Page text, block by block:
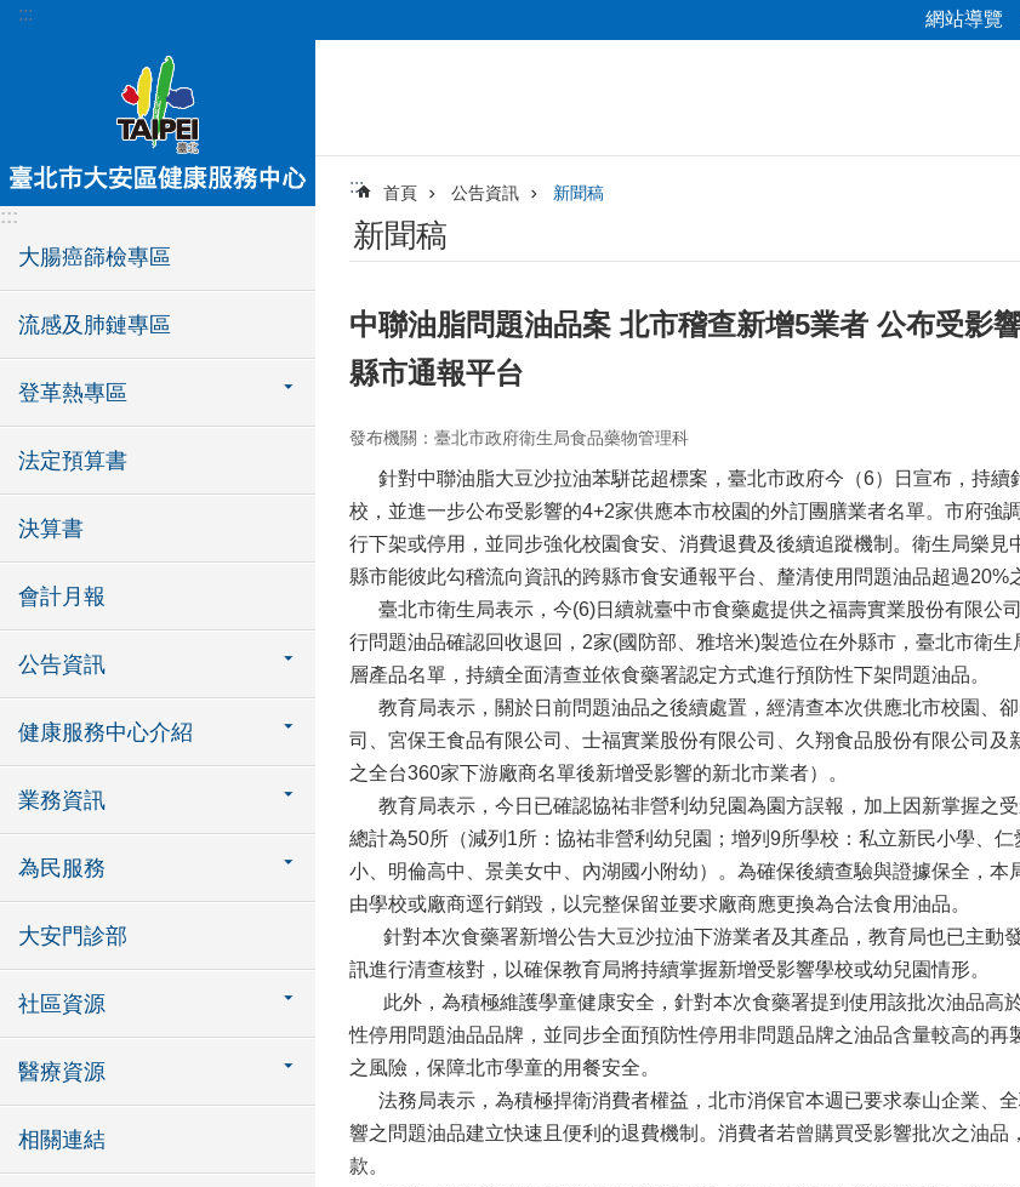
跳到主要內容區塊
::: 網站導覽
:::
大腸癌篩檢專區
流感及肺鏈專區
登革熱專區
法定預算書
決算書
會計月報
公告資訊
健康服務中心介紹
業務資訊
為民服務
大安門診部
社區資源
醫療資源
相關連結
::: 首頁 公告資訊 新聞稿
新聞稿
中聯油脂問題油品案 北市稽查新增5業者 公布受影
縣市通報平台
發布機關：臺北市政府衛生局食品藥物管理科
針對中聯油脂大豆沙拉油苯駢芘超標案，臺北市政府今（6）日宣布，持續
校，並進一步公布受影響的4+2家供應本市校園的外訂團膳業者名單。市府
行下架或停用，並同步強化校園食安、消費退費及後續追蹤機制。衛生局樂
縣市能彼此勾稽流向資訊的跨縣市食安通報平台、釐清使用問題油品超過20%
臺北市衛生局表示，今(6)日續就臺中市食藥處提供之福壽實業股份有限公
行問題油品確認回收退回，2家(國防部、雅培米)製造位在外縣市，臺北市衛
層產品名單，持續全面清查並依食藥署認定方式進行預防性下架問題油品。
教育局表示，關於日前問題油品之後續處置，經清查本次供應北市校園、
司、宮保王食品有限公司、士福實業股份有限公司、久翔食品股份有限公司
之全台360家下游廠商名單後新增受影響的新北市業者）。
教育局表示，今日已確認協祐非營利幼兒園為園方誤報，加上因新掌握之
總計為50所（減列1所：協祐非營利幼兒園；增列9所學校：私立新民小學、
小、明倫高中、景美女中、內湖國小附幼）。為確保後續查驗與證據保全，
由學校或廠商逕行銷毀，以完整保留並要求廠商應更換為合法食用油品。
針對本次食藥署新增公告大豆沙拉油下游業者及其產品，教育局也已主動
訊進行清查核對，以確保教育局將持續掌握新增受影響學校或幼兒園情形。
此外，為積極維護學童健康安全，針對本次食藥署提到使用該批次油品高
性停用問題油品品牌，並同步全面預防性停用非問題品牌之油品含量較高的
之風險，保障北市學童的用餐安全。
法務局表示，為積極捍衛消費者權益，北市消保官本週已要求泰山企業、
響之問題油品建立快速且便利的退費機制。消費者若曾購買受影響批次之油
款。